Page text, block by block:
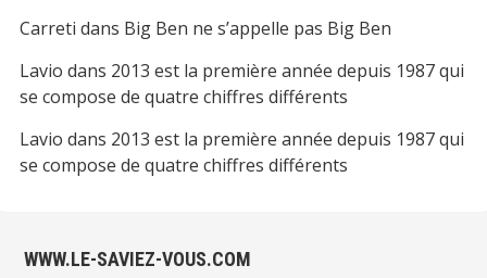
Carreti dans Big Ben ne s’appelle pas Big Ben
Lavio dans 2013 est la première année depuis 1987 qui
se compose de quatre chiffres différents
Lavio dans 2013 est la première année depuis 1987 qui
se compose de quatre chiffres différents
WWW.LE-SAVIEZ-VOUS.COM